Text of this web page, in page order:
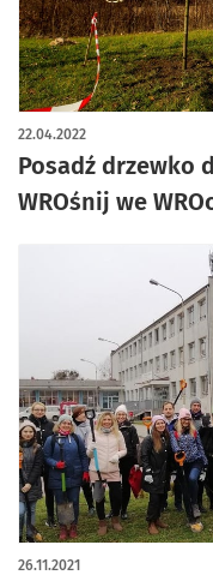
Posadź drzewko
WROśnij we
22.04.2022
26.11.2021